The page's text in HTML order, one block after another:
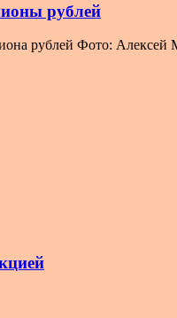
рублей
рублей Фото: